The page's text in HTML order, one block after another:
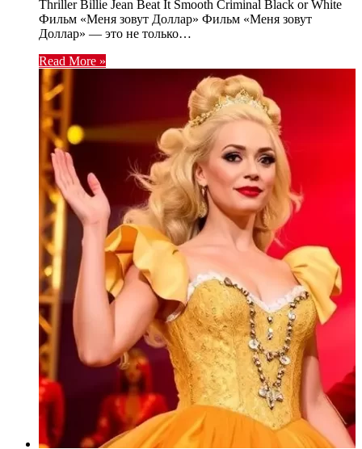
Thriller Billie Jean Beat It Smooth Criminal Black or White
Фильм «Меня зовут Доллар» Фильм «Меня зовут
Доллар» — это не только…
Read More »